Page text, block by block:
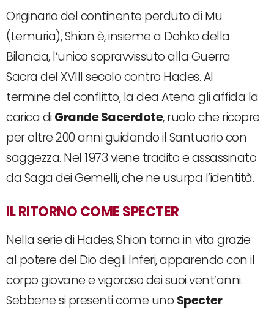
Originario del continente perduto di Mu
(Lemuria), Shion è, insieme a Dohko della
Bilancia, l’unico sopravvissuto alla Guerra
Sacra del XVIII secolo contro Hades. Al
termine del conflitto, la dea Atena gli affida la
carica di Grande Sacerdote, ruolo che ricopre
per oltre 200 anni guidando il Santuario con
saggezza. Nel 1973 viene tradito e assassinato
da Saga dei Gemelli, che ne usurpa l’identità.
IL RITORNO COME SPECTER
Nella serie di Hades, Shion torna in vita grazie
al potere del Dio degli Inferi, apparendo con il
corpo giovane e vigoroso dei suoi vent’anni.
Sebbene si presenti come uno Specter